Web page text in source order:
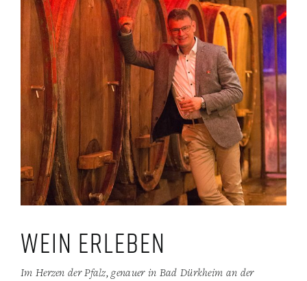
Wein erleben
Im Herzen der Pfalz, genauer in Bad Dürkheim an der